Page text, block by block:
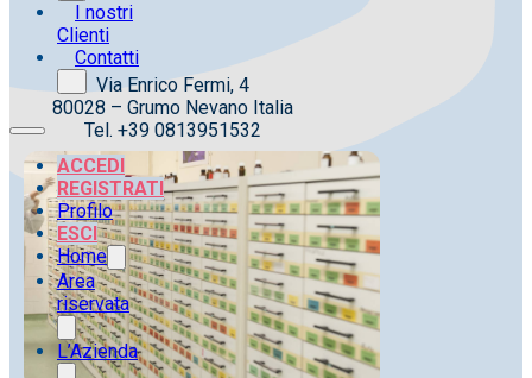
I nostri
Clienti
Contatti
ACCEDI
REGISTRATI
Profilo
ESCI
Home
Area
riservata
L’Azienda
Via Enrico Fermi, 4
80028 – Grumo Nevano Italia
Tel. +39 0813951532